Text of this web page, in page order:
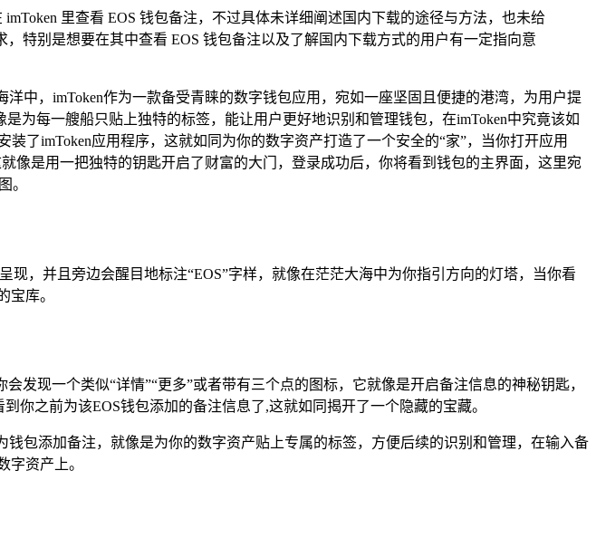
里查看 EOS 钱包备注，不过具体未详细阐述国内下载的途径与方法，也未给
特别是想要在其中查看 EOS 钱包备注以及了解国内下载方式的用户有一定指向意
中，imToken作为一款备受青睐的数字钱包应用，宛如一座坚固且便捷的港湾，为用户提
为每一艘船只贴上独特的标签，能让用户更好地识别和管理钱包，在imToken中究竟该如
了imToken应用程序，这就如同为你的数字资产打造了一个安全的“家”，当你打开应用
像是用一把独特的钥匙开启了财富的大门，登录成功后，你将看到钱包的主界面，这里宛
。
，并且旁边会醒目地标注“EOS”字样，就像在茫茫大海中为你指引方向的灯塔，当你看
宝库。
发现一个类似“详情”“更多”或者带有三个点的图标，它就像是开启备注信息的神秘钥匙，
你之前为该EOS钱包添加的备注信息了,这就如同揭开了一个隐藏的宝藏。
包添加备注，就像是为你的数字资产贴上专属的标签，方便后续的识别和管理，在输入备
字资产上。